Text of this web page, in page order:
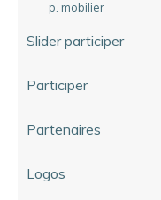
p. mobilier
Slider participer
Participer
Partenaires
Logos